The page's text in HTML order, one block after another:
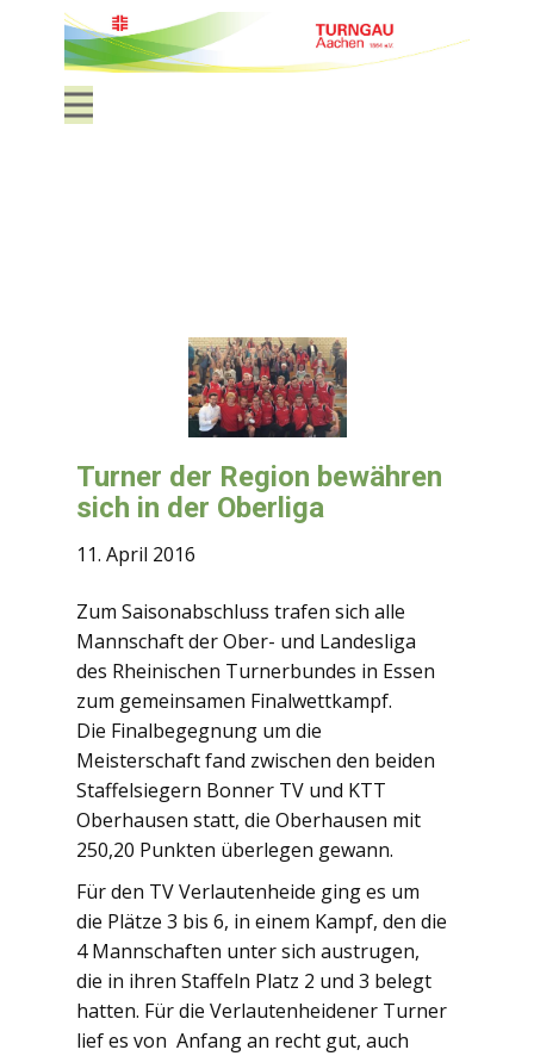
Turner der Region bewähren
sich in der Oberliga
11. April 2016
Zum Saisonabschluss trafen sich alle
Mannschaft der Ober- und Landesliga
des Rheinischen Turnerbundes in Essen
zum gemeinsamen Finalwettkampf.
Die Finalbegegnung um die
Meisterschaft fand zwischen den beiden
Staffelsiegern Bonner TV und KTT
Oberhausen statt, die Oberhausen mit
250,20 Punkten überlegen gewann.
Für den TV Verlautenheide ging es um
die Plätze 3 bis 6, in einem Kampf, den die
4 Mannschaften unter sich austrugen,
die in ihren Staffeln Platz 2 und 3 belegt
hatten. Für die Verlautenheidener Turner
lief es von Anfang an recht gut, auch